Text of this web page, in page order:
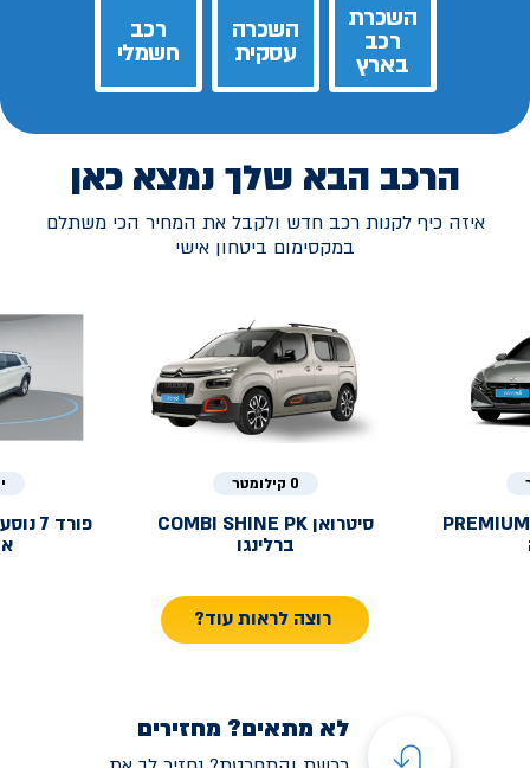
השכרת
רכב
בארץ
השכרה
עסקית
רכב
חשמלי
הרכב הבא שלך נמצא כאן
איזה כיף לקנות רכב חדש ולקבל את המחיר הכי משתלם
במקסימום ביטחון אישי
0 קילומטר
סיטרואן COMBI SHINE PK
ברלינגו
פורד
רוצה לראות עוד?
לא מתאים? מחזירים